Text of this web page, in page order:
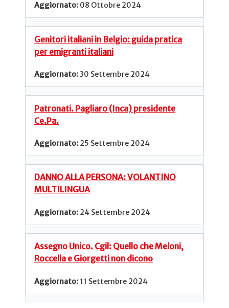
08 Ottobre 2024
Genitori italiani in Belgio: guida pratica
per emigranti italiani
30 Settembre 2024
Patronati. Pagliaro (Inca) presidente
Ce.Pa.
25 Settembre 2024
DANNO ALLA PERSONA: VOLANTINO
MULTILINGUA
24 Settembre 2024
Assegno Unico. Cgil: Quello che Meloni,
Roccella e Giorgetti non dicono
11 Settembre 2024